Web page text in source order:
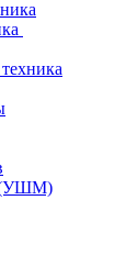
(УШМ)